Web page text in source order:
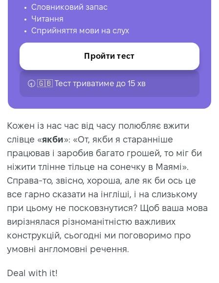
Словниковий запас
Читання
Сприйняття мови на слух
Пройти тест
🕣 🇬🇧 Тест триватиме до 15 хв
Кожен із нас час від часу полюбляє вжити
слівце «якби»: «От, якби я старанніше
працював і заробив багато грошей, то міг би
ніжити тлінне тільце на сонечку в Маямі».
Справа-то, звісно, хороша, але як би ось це
все гарно сказати на інгліші, і на слизькому
при цьому не посковзнутися? Щоб ваша мова
вирізнялася різноманітністю важливих
конструкцій, сьогодні ми поговоримо про
умовні англомовні речення.
Deal with it!